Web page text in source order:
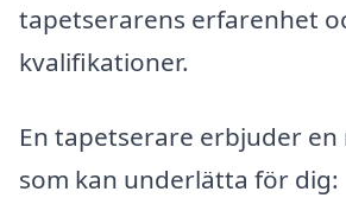
tapetserarens erfarenhet
kvalifikationer.
En tapetserare erbjuder
som kan underlätta för dig: